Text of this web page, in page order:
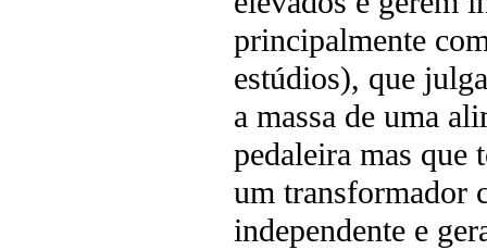
principalmente
estúdios), que
a massa de uma
pedaleira mas
um transformador
independente e